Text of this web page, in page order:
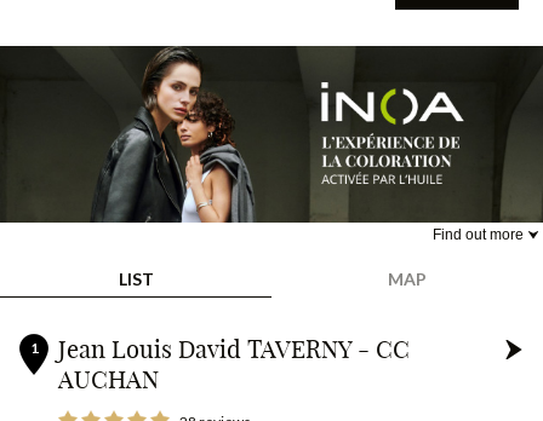
France
Find out more
Experience oil-activated coloring with iNOA from L’Oréal
Professionnel.
A vegan, ammonia-free formula for high visibility coloring.
LIST MAP
+
1
Jean Louis David TAVERNY - CC
AUCHAN